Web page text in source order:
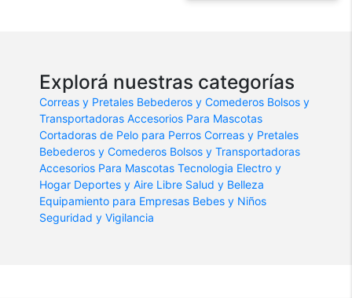
Explorá nuestras categorías
Correas y Pretales Bebederos y Comederos Bolsos y
Transportadoras Accesorios Para Mascotas
Cortadoras de Pelo para Perros Correas y Pretales
Bebederos y Comederos Bolsos y Transportadoras
Accesorios Para Mascotas Tecnologia Electro y
Hogar Deportes y Aire Libre Salud y Belleza
Equipamiento para Empresas Bebes y Niños
Seguridad y Vigilancia